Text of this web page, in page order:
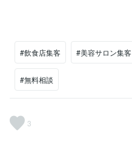
#飲食店集客 #美容サロン集客
#無料相談
3